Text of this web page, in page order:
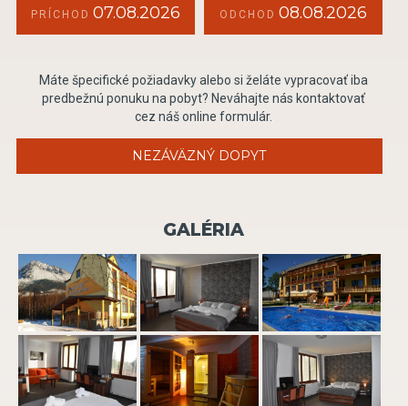
PRÍCHOD 07.08.2026 ODCHOD 08.08.2026
Máte špecifické požiadavky alebo si želáte vypracovať iba
predbežnú ponuku na pobyt? Neváhajte nás kontaktovať
cez náš online formulár.
NEZÁVÄZNÝ DOPYT
GALÉRIA